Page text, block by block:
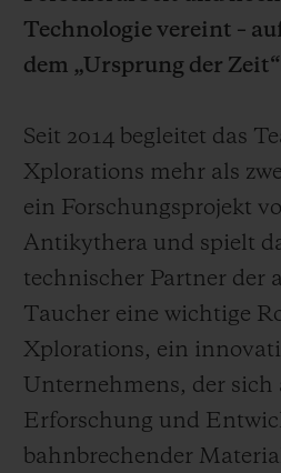
Technologie vereint –
dem „Ursprung der
Seit 2014 begleitet das
Xplorations mehr als
ein Forschungsprojekt
Antikythera und spielt
technischer Partner der
Taucher eine wichtige
Xplorations, ein
Unternehmens, der sich
Erforschung und
bahnbrechender